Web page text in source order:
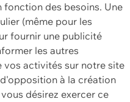
fonction des besoins. Une
(même pour les
fournir une publicité
les autres
vos activités sur notre site
à la création
désirez exercer ce